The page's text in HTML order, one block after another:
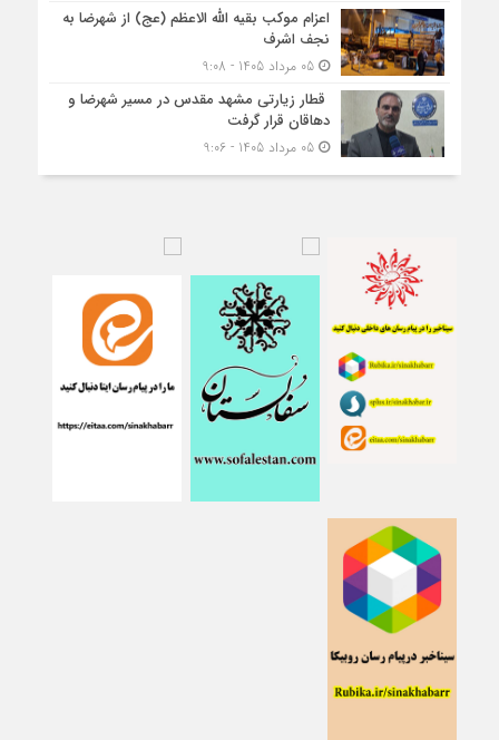
اعزام موکب بقیه الله الاعظم (عج) از شهرضا به
نجف اشرف
05 مرداد 1405 - 9:08
قطار زیارتی مشهد مقدس در مسیر شهرضا و
دهاقان قرار گرفت
05 مرداد 1405 - 9:06